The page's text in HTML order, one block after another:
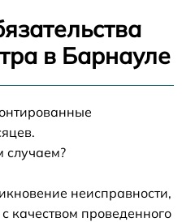
в Барнауле
случаем?
неисправности,
качеством проведенного